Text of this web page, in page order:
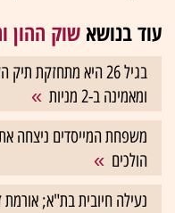
עוד בנושא שוק ההון
בגיל 26 היא מתחזקת
ומאמינה ב-2 מניות
משפחת המייסדים ניצחה את
הולכים